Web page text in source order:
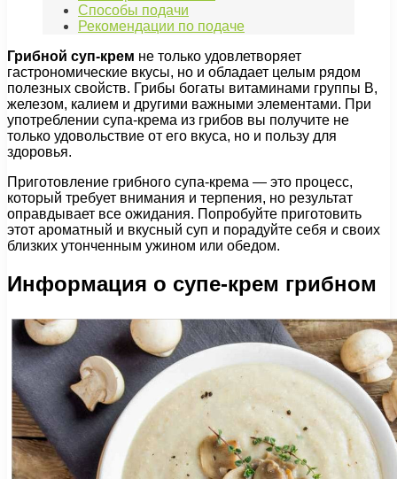
Способы подачи
Рекомендации по подаче
Грибной суп-крем не только удовлетворяет
гастрономические вкусы, но и обладает целым рядом
полезных свойств. Грибы богаты витаминами группы В,
железом, калием и другими важными элементами. При
употреблении супа-крема из грибов вы получите не
только удовольствие от его вкуса, но и пользу для
здоровья.
Приготовление грибного супа-крема — это процесс,
который требует внимания и терпения, но результат
оправдывает все ожидания. Попробуйте приготовить
этот ароматный и вкусный суп и порадуйте себя и своих
близких утонченным ужином или обедом.
Информация о супе-крем грибном